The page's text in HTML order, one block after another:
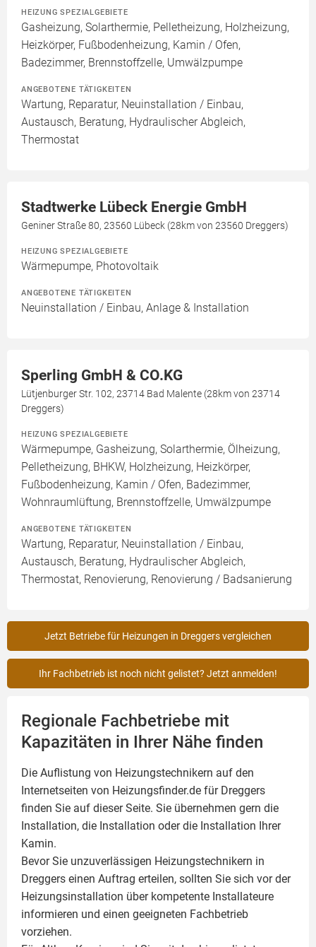
HEIZUNG SPEZIALGEBIETE
Gasheizung, Solarthermie, Pelletheizung, Holzheizung,
Heizkörper, Fußbodenheizung, Kamin / Ofen,
Badezimmer, Brennstoffzelle, Umwälzpumpe
ANGEBOTENE TÄTIGKEITEN
Wartung, Reparatur, Neuinstallation / Einbau,
Austausch, Beratung, Hydraulischer Abgleich,
Thermostat
Stadtwerke Lübeck Energie GmbH
Geniner Straße 80, 23560 Lübeck (28km von 23560 Dreggers)
HEIZUNG SPEZIALGEBIETE
Wärmepumpe, Photovoltaik
ANGEBOTENE TÄTIGKEITEN
Neuinstallation / Einbau, Anlage & Installation
Sperling GmbH & CO.KG
Lütjenburger Str. 102, 23714 Bad Malente (28km von 23714
Dreggers)
HEIZUNG SPEZIALGEBIETE
Wärmepumpe, Gasheizung, Solarthermie, Ölheizung,
Pelletheizung, BHKW, Holzheizung, Heizkörper,
Fußbodenheizung, Kamin / Ofen, Badezimmer,
Wohnraumlüftung, Brennstoffzelle, Umwälzpumpe
ANGEBOTENE TÄTIGKEITEN
Wartung, Reparatur, Neuinstallation / Einbau,
Austausch, Beratung, Hydraulischer Abgleich,
Thermostat, Renovierung, Renovierung / Badsanierung
Jetzt Betriebe für Heizungen in Dreggers vergleichen
Ihr Fachbetrieb ist noch nicht gelistet? Jetzt anmelden!
Regionale Fachbetriebe mit
Kapazitäten in Ihrer Nähe finden
Die Auflistung von Heizungstechnikern auf den
Internetseiten von Heizungsfinder.de für Dreggers
finden Sie auf dieser Seite. Sie übernehmen gern die
Installation, die Installation oder die Installation Ihrer
Kamin.
Bevor Sie unzuverlässigen Heizungstechnikern in
Dreggers einen Auftrag erteilen, sollten Sie sich vor der
Heizungsinstallation über kompetente Installateure
informieren und einen geeigneten Fachbetrieb
vorziehen.